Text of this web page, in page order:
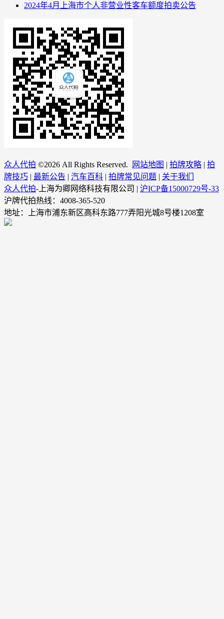
2024年4月上海市个人非营业性客车额度拍卖公告
众人代拍 ©2026 All Rights Reserved. 网站地图 | 拍牌攻略 | 拍
牌技巧 | 最新公告 | 汽车百科 | 拍牌常见问题 | 关于我们
众人代拍-上海为卿网络科技有限公司 | 沪ICP备15000729号-33
沪牌代拍热线：4008-365-520
地址：上海市浦东新区高科东路777弄阳光城8号楼1208室